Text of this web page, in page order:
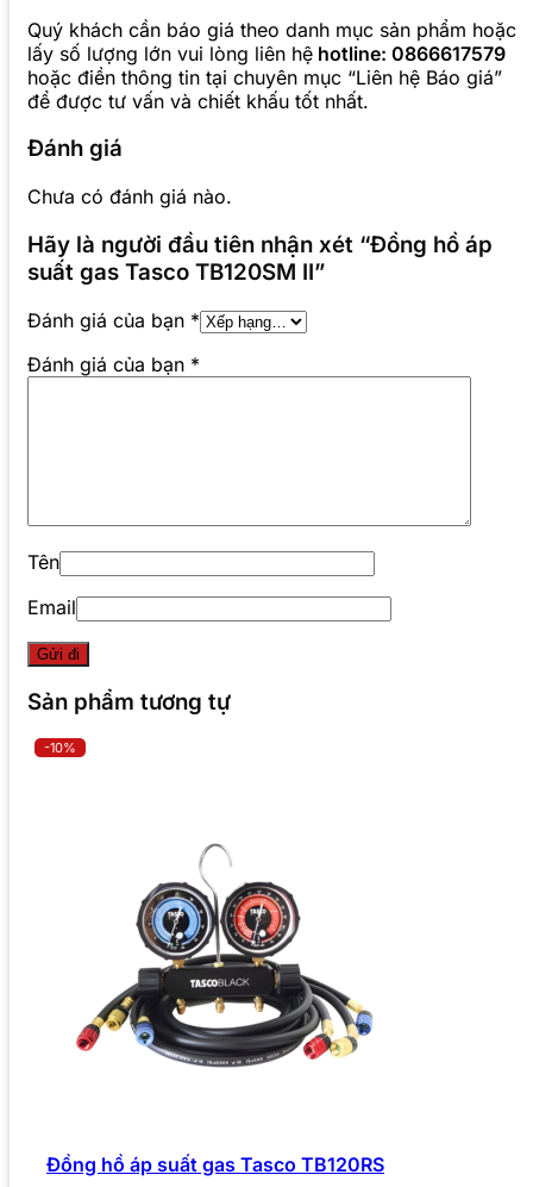
Quý khách cần báo giá theo danh mục sản phẩm hoặc
lấy số lượng lớn vui lòng liên hệ hotline: 0866617579
hoặc điền thông tin tại chuyên mục “Liên hệ Báo giá”
để được tư vấn và chiết khấu tốt nhất.
Đánh giá
Chưa có đánh giá nào.
Hãy là người đầu tiên nhận xét “Đồng hồ áp
suất gas Tasco TB120SM II”
Đánh giá của bạn *
Đánh giá của bạn *
Tên
Email
Sản phẩm tương tự
-10%
Đồng hồ áp suất gas Tasco TB120RS